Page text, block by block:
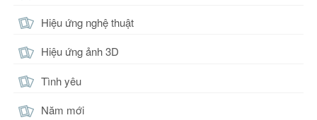
Hiệu ứng nghệ thuật
Hiệu ứng ảnh 3D
Tình yêu
Năm mới